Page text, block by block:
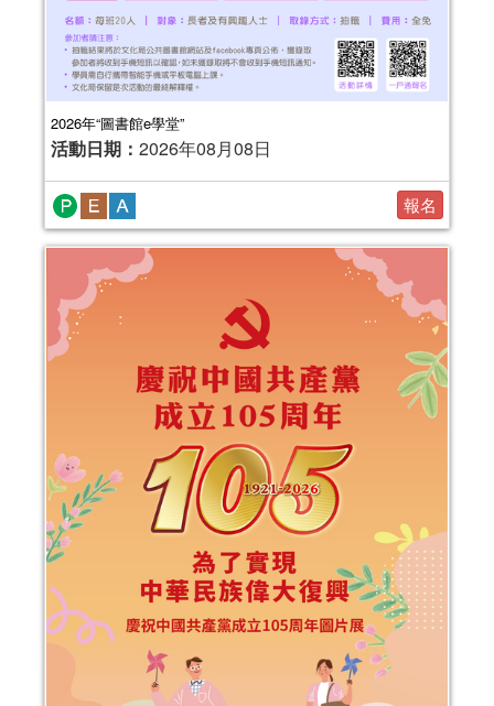
2026年“圖書館e學堂”
活動日期： 2026年08月08日
報名